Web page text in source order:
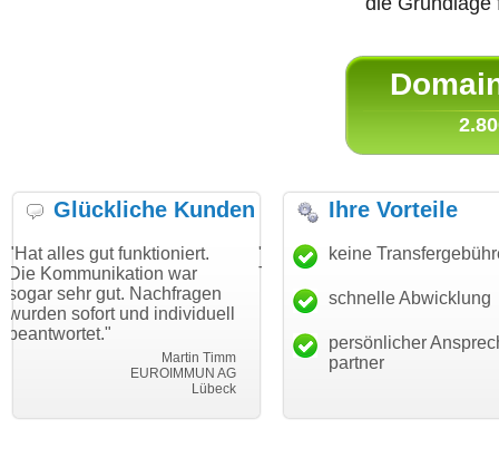
Glückliche Kunden
funktioniert.
war
Nachfragen
und individuell
"Danke für den schnellen
Transfer und guten Service!"
Thomas Schäfer
i can eckert communication GmbH
"Ich bin
haben. Die
mein
Ihre Vorteile
keine
schnelle Abwicklung
persönlicher
partner